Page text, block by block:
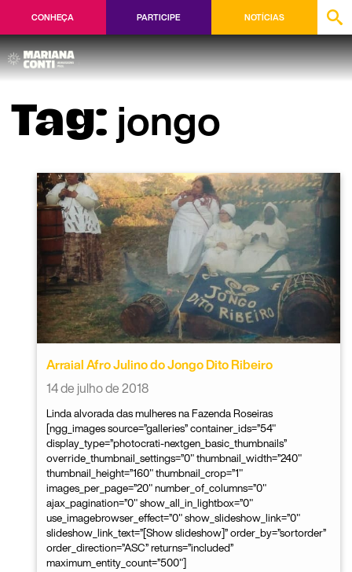
CONHEÇA PARTICIPE NOTÍCIAS
Tag: jongo
Arraial Afro Julino do Jongo Dito Ribeiro
14 de julho de 2018
Linda alvorada das mulheres na Fazenda Roseiras
[ngg_images source=”galleries” container_ids=”54″
display_type=”photocrati-nextgen_basic_thumbnails”
override_thumbnail_settings=”0″ thumbnail_width=”240″
thumbnail_height=”160″ thumbnail_crop=”1″
images_per_page=”20″ number_of_columns=”0″
ajax_pagination=”0″ show_all_in_lightbox=”0″
use_imagebrowser_effect=”0″ show_slideshow_link=”0″
slideshow_link_text=”[Show slideshow]” order_by=”sortorder”
order_direction=”ASC” returns=”included”
maximum_entity_count=”500″]